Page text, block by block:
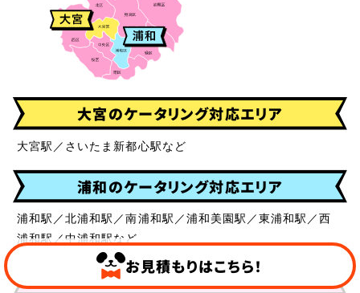
お見積もりはこちら！
大宮のケータリング対応エリア
大宮駅／さいたま新都心駅など
浦和のケータリング対応エリア
浦和駅／北浦和駅／南浦和駅／浦和美園駅／東浦和駅／西
浦和駅／中浦和駅など
中央のケータリング対応エリア